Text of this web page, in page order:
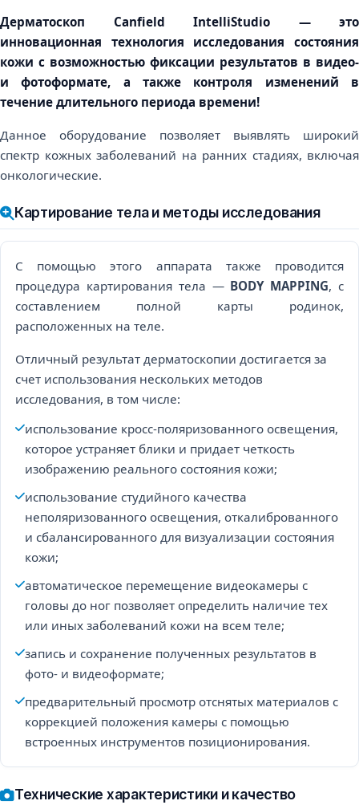
Дерматоскоп Canfield IntelliStudio — это
инновационная технология исследования состояния
кожи с возможностью фиксации результатов в видео-
и фотоформате, а также контроля изменений в
течение длительного периода времени!
Данное оборудование позволяет выявлять широкий
спектр кожных заболеваний на ранних стадиях, включая
онкологические.
Картирование тела и методы исследования
С помощью этого аппарата также проводится
процедура картирования тела — BODY MAPPING, с
составлением полной карты родинок,
расположенных на теле.
Отличный результат дерматоскопии достигается за
счет использования нескольких методов
исследования, в том числе:
использование кросс-поляризованного освещения,
которое устраняет блики и придает четкость
изображению реального состояния кожи;
использование студийного качества
неполяризованного освещения, откалиброванного
и сбалансированного для визуализации состояния
кожи;
автоматическое перемещение видеокамеры с
головы до ног позволяет определить наличие тех
или иных заболеваний кожи на всем теле;
запись и сохранение полученных результатов в
фото- и видеоформате;
предварительный просмотр отснятых материалов с
коррекцией положения камеры с помощью
встроенных инструментов позиционирования.
Технические характеристики и качество